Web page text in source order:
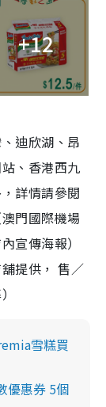
+12
迪欣湖、昂
、香港西九
詳情請參閱
門國際機場
宣傳海報）
提供， 售／
雪糕買
優惠券 5個